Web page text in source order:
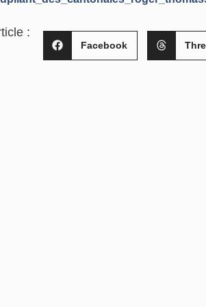
:
Facebook